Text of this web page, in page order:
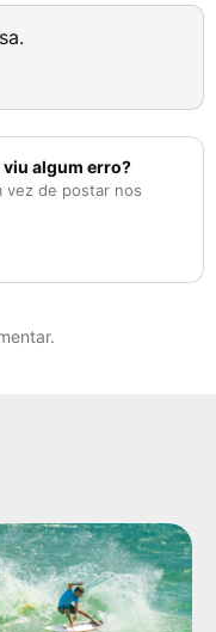
viu algum erro?
vez de postar nos